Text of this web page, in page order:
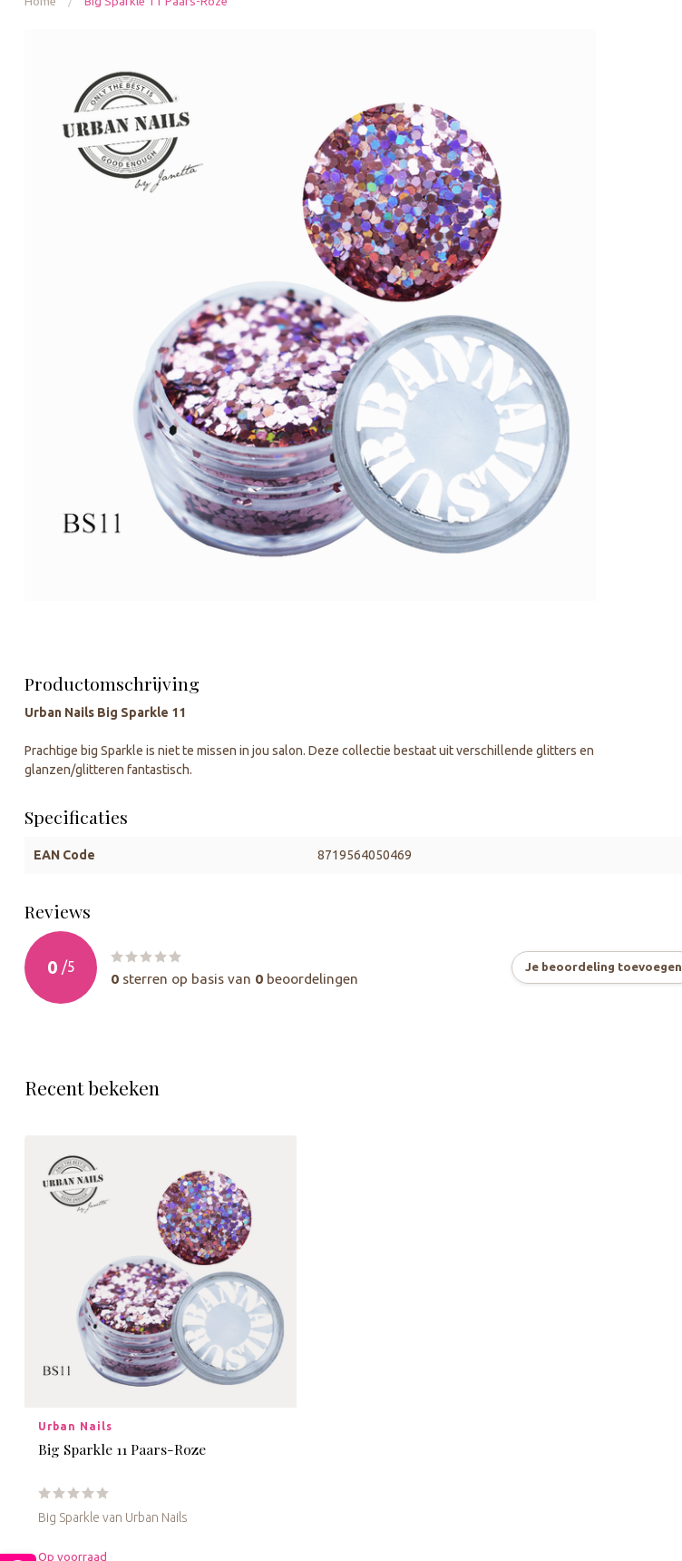
Productomschrijving
Urban Nails Big Sparkle 11
Prachtige big Sparkle is niet te missen in jou salon. Deze collectie bestaat uit verschillende glitters en
glanzen/glitteren fantastisch.
Specificaties
EAN Code 8719564050469
Reviews
0 /5
0 sterren op basis van 0 beoordelingen
Je beoordeling toevoegen
Recent bekeken
Urban Nails
Big Sparkle 11 Paars-Roze
Big Sparkle van Urban Nails
Op voorraad